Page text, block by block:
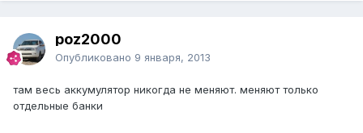
poz2000
Опубликовано 9 января, 2013
там весь аккумулятор никогда не меняют. меняют только
отдельные банки